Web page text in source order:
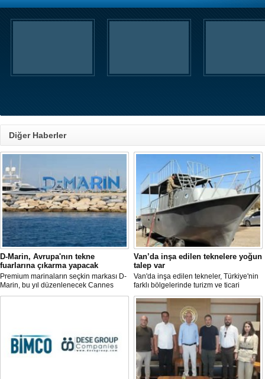
Diğer Haberler
D-Marin, Avrupa'nın tekne
fuarlarına çıkarma yapacak
Premium marinaların seçkin markası D-
Marin, bu yıl düzenlenecek Cannes
Yachting Festival ve Cenova
Van’da inşa edilen teknelere yoğun
talep var
Van'da inşa edilen tekneler, Türkiye'nin
farklı bölgelerinde turizm ve ticari
faaliyetlerde kullanılmak üzere deniz ve
göllerle buluşuyor. Müşterilerin
taleplerine göre özel olarak tasarlanan
tekneler, donanım ve özelliklerine göre
şekillendirilerek teslim ediliyor.